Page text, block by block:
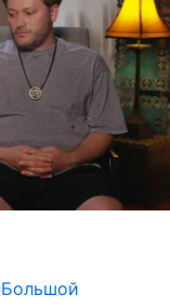
Большой